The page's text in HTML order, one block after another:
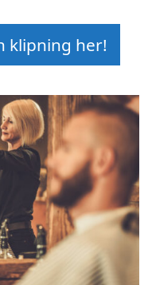
klipning her!